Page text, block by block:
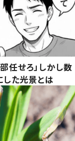
任せろ」しかし数
た光景とは